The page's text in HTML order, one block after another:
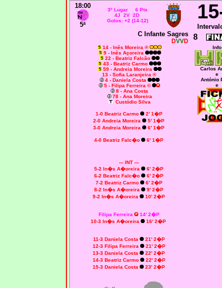
18:00
5ª
3º Lugar 6 Pts
4J 2V 2D
Golos: +2 (14-12)
C Infante Sagres
DVVD 8
14 - Inês Moreira ®
9 - Inês Açoreira
22 - Beatriz Falcão
43 - Beatriz Carmo
59 - Andreia Moreira
13 - Sofia Laranjeira ®
4 - Daniela Costa
5 - Filipa Ferreira ©
8 - Ana Costa
78 - Ana Moreira
Custódio Silva
1-0 Beatriz Carmo
2' 1�P
2-0 Andreia Moreira
5' 1�P
3-0 Andreia Moreira 6' 1�P
4-0 Beatriz Falc�o 6' 1�P
--- INT ---
5-2 In�s A�oreira
6' 2�P
6-2 Beatriz Falc�o
6' 2�P
7-2 Beatriz Carmo
6' 2�P
8-2 In�s A�oreira
9' 2�P
9-2 In�s A�oreira
10' 2�P
Filipa Ferreira
14' 2�P
10-3 In�s A�oreira
16' 2�P
11-3 Daniela Costa
21' 2�P
12-3 Filipa Ferreira
21' 2�P
13-3 Daniela Costa
22' 2�P
14-3 Beatriz Carmo
22' 2�P
15-3 Daniela Costa
23' 2�P
Info
Carlos
e
António
e